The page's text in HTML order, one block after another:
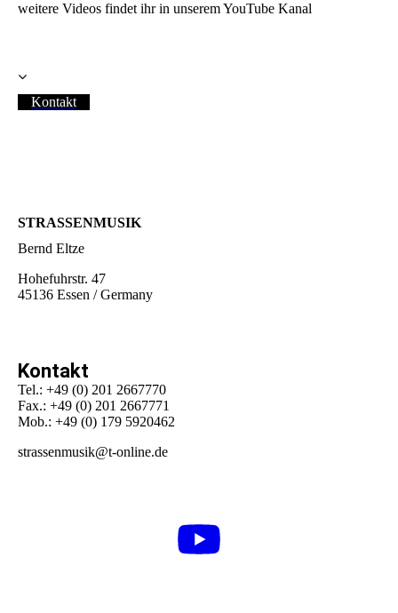
weitere Videos findet ihr in unserem YouTube Kanal
Kontakt
STRASSENMUSIK
Bernd Eltze
Hohefuhrstr. 47
45136 Essen / Germany
Kontakt
Tel.: +49 (0) 201 2667770
Fax.: +49 (0) 201 2667771
Mob.: +49 (0) 179 5920462
strassenmusik@t-online.de